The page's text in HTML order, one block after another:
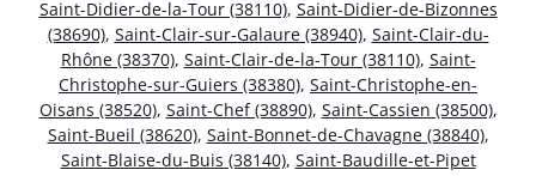
Saint-Didier-de-la-Tour (38110), Saint-Didier-de-Bizonnes
(38690), Saint-Clair-sur-Galaure (38940), Saint-Clair-du-
Rhône (38370), Saint-Clair-de-la-Tour (38110), Saint-
Christophe-sur-Guiers (38380), Saint-Christophe-en-
Oisans (38520), Saint-Chef (38890), Saint-Cassien (38500),
Saint-Bueil (38620), Saint-Bonnet-de-Chavagne (38840),
Saint-Blaise-du-Buis (38140), Saint-Baudille-et-Pipet